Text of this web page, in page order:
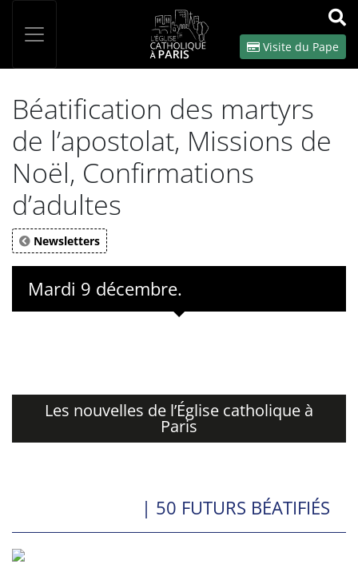
OK
Visite du Pape
Béatification des martyrs
de l’apostolat, Missions de
Noël, Confirmations
d’adultes
Newsletters
Mardi 9 décembre.
Les nouvelles de l’Église catholique à
Paris
| 50 FUTURS BÉATIFIÉS
Panneau de gestion des cookies